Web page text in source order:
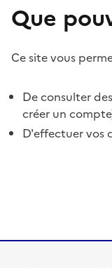
Que
Ce site vous
De consulter
créer un
D'effectuer vos